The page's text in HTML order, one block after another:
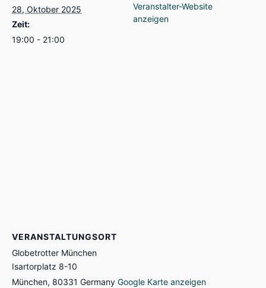
28, Oktober 2025
Zeit:
19:00 - 21:00
Veranstalter-Website
anzeigen
VERANSTALTUNGSORT
Globetrotter München
Isartorplatz 8-10
München, 80331 Germany Google Karte anzeigen